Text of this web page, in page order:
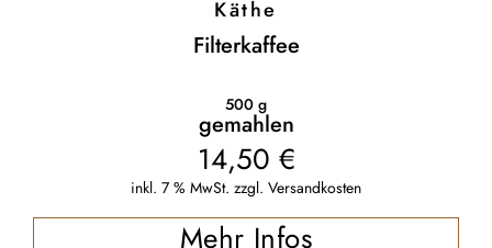
Käthe
Filterkaffee
500 g
gemahlen
14,50 €
inkl. 7 % MwSt. zzgl. Versandkosten
Mehr Infos